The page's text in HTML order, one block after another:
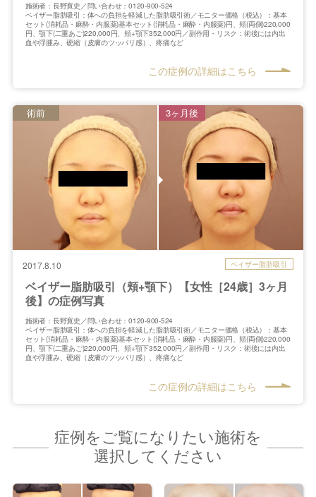
施術者：長野寛史／問い合わせ：0120-900-524
ベイザー脂肪吸引：体への負担を軽減した脂肪吸引術／モニター価格（税込）：基本
セット(消耗品・麻酔・内服薬)基本セット(消耗品・麻酔・内服薬)円、頬(両側)220,000
円、顎下(二重あご)220,000円、頬+顎下352,000円／副作用・リスク：術後には内出
血や浮腫み、硬縮（皮膚のツッパリ感）、疼痛など
この症例の詳細はこちら
2017.8.10 ベイザー脂肪吸引
ベイザー脂肪吸引（頬+顎下）【女性［24歳］3ヶ月
後】の症例写真
術前 3ヶ月後
施術者：長野寛史／問い合わせ：0120-900-524
ベイザー脂肪吸引：体への負担を軽減した脂肪吸引術／モニター価格（税込）：基本
セット(消耗品・麻酔・内服薬)基本セット(消耗品・麻酔・内服薬)円、頬(両側)220,000
円、顎下(二重あご)220,000円、頬+顎下352,000円／副作用・リスク：術後には内出
血や浮腫み、硬縮（皮膚のツッパリ感）、疼痛など
この症例の詳細はこちら
症例をご覧になりたい施術を
選択してください